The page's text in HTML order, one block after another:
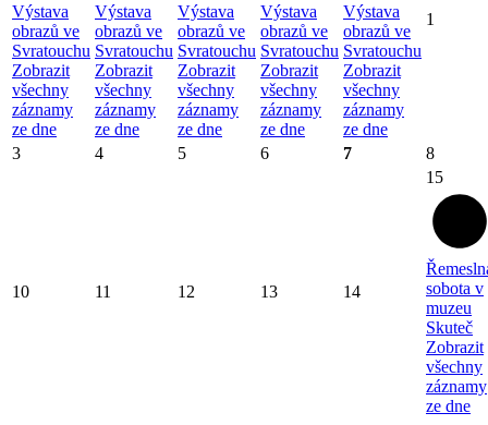
Výstava
obrazů ve
Svratouchu
Zobrazit
všechny
záznamy
ze dne
Výstava
obrazů ve
Svratouchu
Zobrazit
všechny
záznamy
ze dne
Výstava
obrazů ve
Svratouchu
Zobrazit
všechny
záznamy
ze dne
Výstava
obrazů ve
Svratouchu
Zobrazit
všechny
záznamy
ze dne
Výstava
obrazů ve
Svratouchu
Zobrazit
všechny
záznamy
ze dne
1
3 4 5 6 7 8
10 11 12 13 14
15
sobota v
muzeu
Skuteč
Zobrazit
všechny
záznamy
ze dne